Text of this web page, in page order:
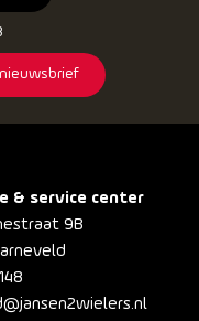
& service center
9B